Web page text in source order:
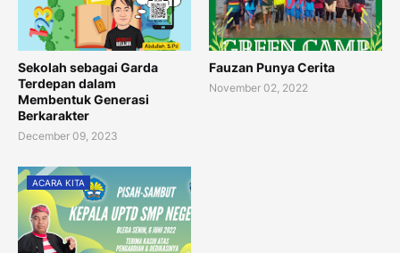
Sekolah sebagai Garda
Terdepan dalam
Membentuk Generasi
Berkarakter
December 09, 2023
Fauzan Punya Cerita
November 02, 2022
ACARA KITA